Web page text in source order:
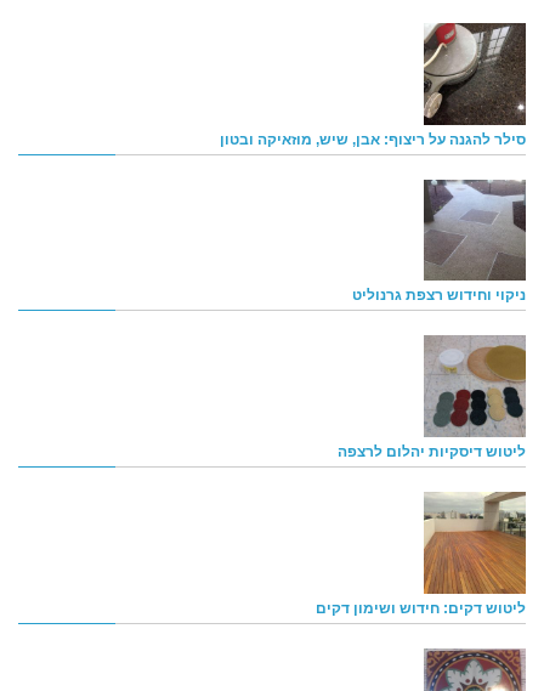
סילר להגנה על ריצוף: אבן, שיש, מוזאיקה ובטון
ניקוי וחידוש רצפת גרנוליט
ליטוש דיסקיות יהלום לרצפה
ליטוש דקים: חידוש ושימון דקים